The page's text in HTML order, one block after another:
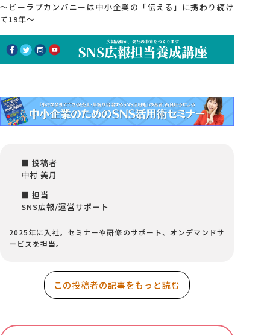
～ビーラブカンパニーは中小企業の「伝える」に携わり続け
て19年～
■ 投稿者
中村 美月
■ 担当
SNS広報/運営サポート
2025年に入社。セミナーや研修のサポート、オンデマンドサ
ービスを担当。
この投稿者の記事をもっと読む